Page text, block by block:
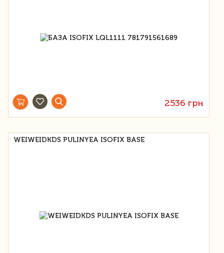
2536 грн
WEIWEIDKDS PULINYEA ISOFIX BASE